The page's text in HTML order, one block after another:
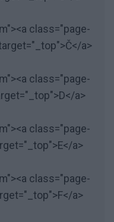
class="page-
a>
class="page-
a>
class="page-
a>
class="page-
a>